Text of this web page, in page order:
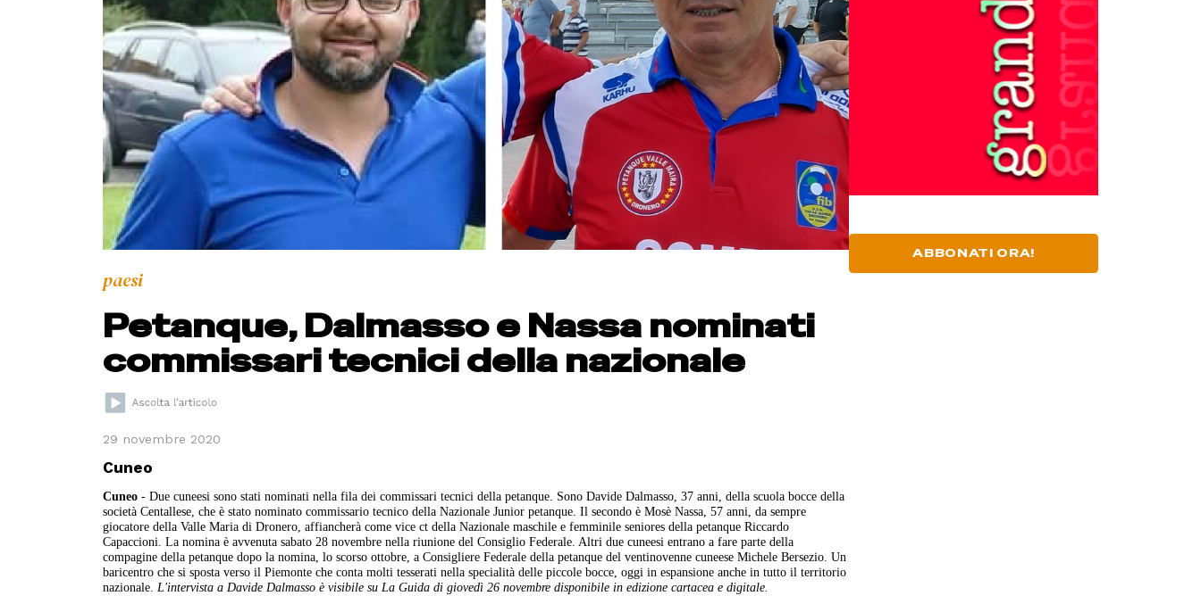
paesi
Petanque, Dalmasso e Nassa nominati
commissari tecnici della nazionale
29 novembre 2020
Cuneo
Cuneo - Due cuneesi sono stati nominati nella fila dei commissari tecnici della petanque. Sono Davide Dalmasso, 37 anni, della scuola bocce della
società Centallese, che è stato nominato commissario tecnico della Nazionale Junior petanque. Il secondo è Mosè Nassa, 57 anni, da sempre
giocatore della Valle Maria di Dronero, affiancherà come vice ct della Nazionale maschile e femminile seniores della petanque Riccardo
Capaccioni. La nomina è avvenuta sabato 28 novembre nella riunione del Consiglio Federale. Altri due cuneesi entrano a fare parte della
compagine della petanque dopo la nomina, lo scorso ottobre, a Consigliere Federale della petanque del ventinovenne cuneese Michele Bersezio. Un
baricentro che si sposta verso il Piemonte che conta molti tesserati nella specialità delle piccole bocce, oggi in espansione anche in tutto il territorio
nazionale. L'intervista a Davide Dalmasso è visibile su La Guida di giovedì 26 novembre disponibile in edizione cartacea e digitale.
ABBONATI ORA!